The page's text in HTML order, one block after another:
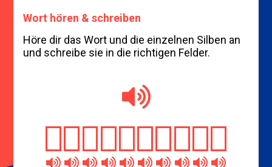
Wort hören & schreiben
Höre dir das Wort und die einzelnen Silben an
und schreibe sie in die richtigen Felder.